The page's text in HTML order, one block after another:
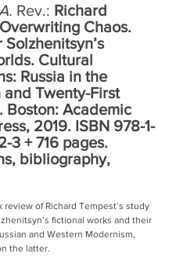
Rev.: Richard
Chaos.
Cultural
Russia in the
and Twenty-First
Boston: Academic
2019. ISBN 978-1-
3 + 716 pages.
bibliography,
review of Richard Tempest’s study
fictional works and their
and Western Modernism,
the latter.